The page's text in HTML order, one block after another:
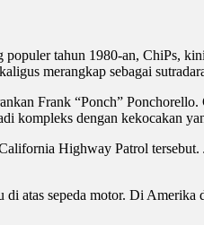
tahun 1980-an, ChiPs,
merangkap sebagai
Frank “Ponch”
kompleks dengan kekocakan
Highway Patrol
atas sepeda motor. Di